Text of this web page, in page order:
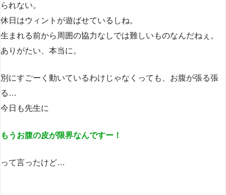
られない。
休日はウィントが遊ばせているしね。
生まれる前から周囲の協力なしでは難しいものなんだねぇ。
ありがたい、本当に。
別にすごーく動いているわけじゃなくっても、お腹が張る張
る…
今日も先生に
もうお腹の皮が限界なんですー！
って言ったけど…